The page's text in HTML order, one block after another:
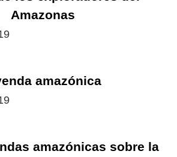
Amazonas
amazónica
amazónicas sobre la